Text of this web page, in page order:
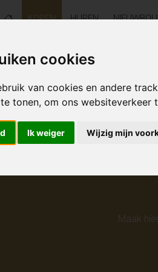
cookies
van cookies en andere
tonen, om ons websiteverkeer
Ik weiger Wijzig mijn
KOPEN HUREN
Helaas
Maak